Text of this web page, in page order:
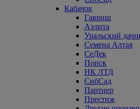
Кабачок
Гавриш
Аэлита
Уральский
Семена Алтая
СеДек
Поиск
НК ЛТД
СибСад
Партнер
Престиж